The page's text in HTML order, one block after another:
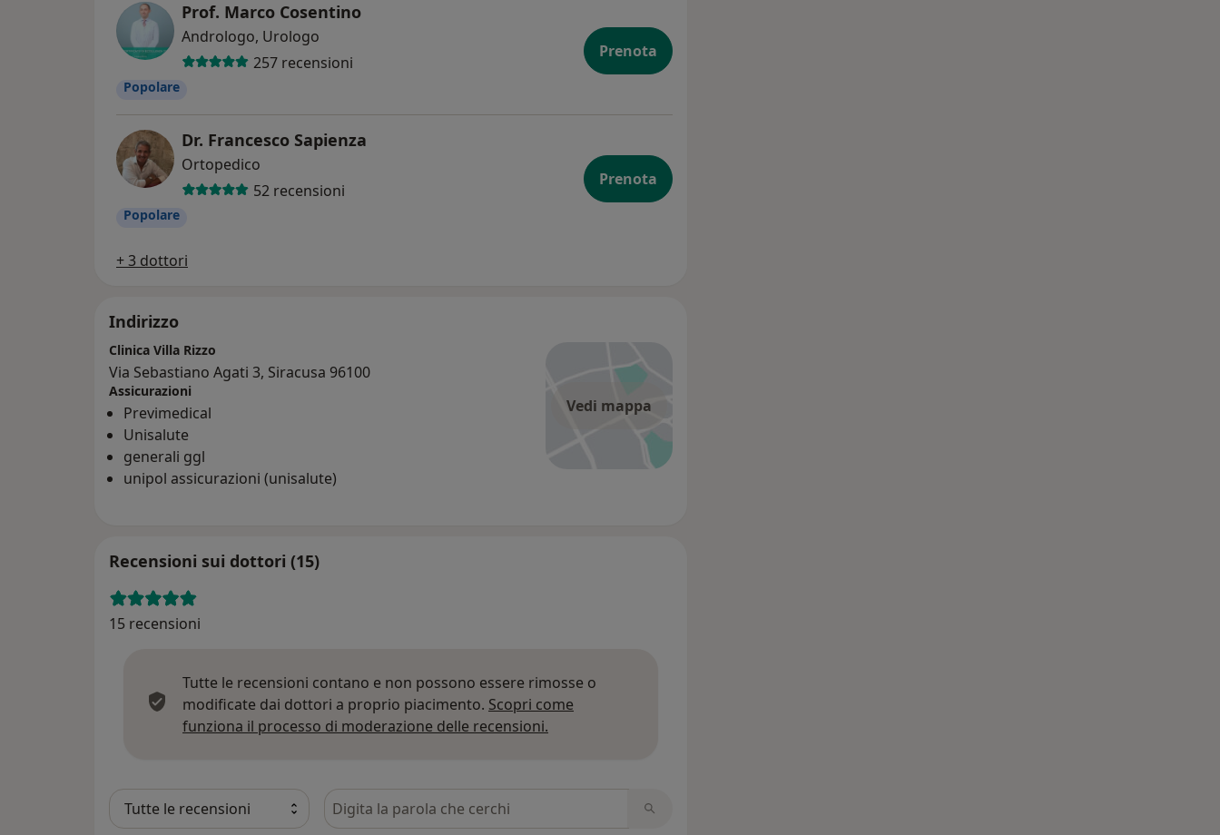
Prof. Marco Cosentino
Andrologo, Urologo
257 recensioni
Popolare
Prenota
Dr. Francesco Sapienza
Ortopedico
52 recensioni
Popolare
Prenota
+ 3 dottori
Indirizzo
Vedi mappa
Clinica Villa Rizzo
Via Sebastiano Agati 3, Siracusa 96100
Assicurazioni
Previmedical
Unisalute
generali ggl
unipol assicurazioni (unisalute)
Recensioni sui dottori (15)
15 recensioni
Tutte le recensioni contano e non possono essere rimosse o
modificate dai dottori a proprio piacimento. Scopri come
funziona il processo di moderazione delle recensioni.
Cerca nelle recensioni